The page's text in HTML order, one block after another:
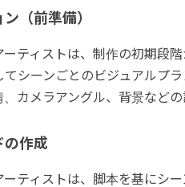
（前準備）
ーティストは、制作の初期段
シーンごとのビジュアルプ
、カメラアングル、背景など
の作成
ーティストは、脚本を基にシ